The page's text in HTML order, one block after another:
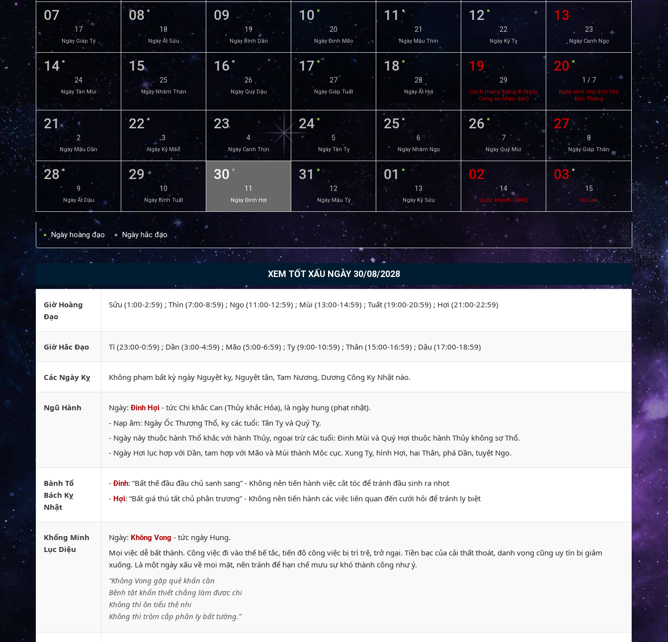
07
17
Ngày Giáp Tý
08
18
Ngày Ất Sửu
09
19
Ngày Bính Dần
10
20
Ngày Đinh Mão
11
21
Ngày Mậu Thìn
12
22
Ngày Kỷ Tỵ
13
23
Ngày Canh Ngọ
14
24
Ngày Tân Mùi
15
25
Ngày Nhâm Thân
16
26
Ngày Quý Dậu
17
27
Ngày Giáp Tuất
18
28
Ngày Ất Hợi
19
29
Cách mạng tháng 8 (Ngày
Công an nhân dân)
20
1 / 7
Ngày sinh chủ tịch Tôn
Đức Thắng
21
2
Ngày Mậu Dần
22
3
Ngày Kỷ Mão
23
4
Ngày Canh Thìn
24
5
Ngày Tân Tỵ
25
6
Ngày Nhâm Ngọ
26
7
Ngày Quý Mùi
27
8
Ngày Giáp Thân
28
9
Ngày Ất Dậu
29
10
Ngày Bính Tuất
30
11
Ngày Đinh Hợi
31
12
Ngày Mậu Tý
01
13
Ngày Kỷ Sửu
02
14
Quốc khánh (1945)
03
15
Vu Lan
Ngày hoàng đạo Ngày hắc đạo
XEM TỐT XẤU NGÀY 30/08/2028
Giờ Hoàng
Đạo
Sửu (1:00-2:59) ; Thìn (7:00-8:59) ; Ngọ (11:00-12:59) ; Mùi (13:00-14:59) ; Tuất (19:00-20:59) ; Hợi (21:00-22:59)
Giờ Hắc Đạo Tí (23:00-0:59) ; Dần (3:00-4:59) ; Mão (5:00-6:59) ; Tỵ (9:00-10:59) ; Thân (15:00-16:59) ; Dậu (17:00-18:59)
Các Ngày Kỵ Không phạm bất kỳ ngày Nguyệt kỵ, Nguyệt tận, Tam Nương, Dương Công Kỵ Nhật nào.
Ngũ Hành Ngày:Đinh Hợi - tức Chi khắc Can (Thủy khắc Hỏa), là ngày hung (phạt nhật).
- Nạp âm: Ngày Ốc Thượng Thổ, kỵ các tuổi: Tân Tỵ và Quý Tỵ.
- Ngày này thuộc hành Thổ khắc với hành Thủy, ngoại trừ các tuổi: Đinh Mùi và Quý Hợi thuộc hành Thủy không sợ Thổ.
- Ngày Hợi lục hợp với Dần, tam hợp với Mão và Mùi thành Mộc cục. Xung Tỵ, hình Hợi, hại Thân, phá Dần, tuyệt Ngọ.
Bành Tổ
Bách Kỵ
Nhật
-Đinh: “Bất thế đầu đầu chủ sanh sang” - Không nên tiến hành việc cắt tóc để tránh đầu sinh ra nhọt
- Hợi: “Bất giá thú tất chủ phân trương” - Không nên tiến hành các việc liên quan đến cưới hỏi để tránh ly biệt
Khổng Minh
Lục Diệu
Ngày: Không Vong - tức ngày Hung.
Mọi việc dễ bất thành. Công việc đi vào thế bế tắc, tiến độ công việc bị trì trệ, trở ngại. Tiền bạc của cải thất thoát, danh vọng cũng uy tín bị giảm
xuống. Là một ngày xấu về mọi mặt, nên tránh để hạn chế mưu sự khó thành công như ý.
“Không Vong gặp quẻ khẩn cần
Bệnh tật khẩn thiết chẳng làm được chi
Không thì ôn tiểu thê nhi
Không thì trộm cắp phân ly bất tường.”